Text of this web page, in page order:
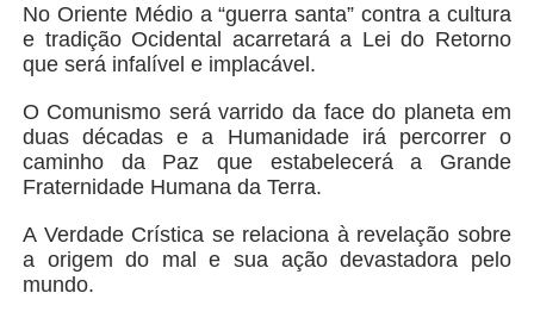
No Oriente Médio a “guerra santa” contra a cultura
e tradição Ocidental acarretará a Lei do Retorno
que será infalível e implacável.
O Comunismo será varrido da face do planeta em
duas décadas e a Humanidade irá percorrer o
caminho da Paz que estabelecerá a Grande
Fraternidade Humana da Terra.
A Verdade Crística se relaciona à revelação sobre
a origem do mal e sua ação devastadora pelo
mundo.